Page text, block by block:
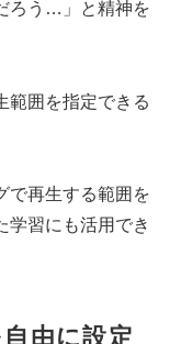
ろう…」と精神を
範囲を指定できる
で再生する範囲を
学習にも活用でき
由に設定